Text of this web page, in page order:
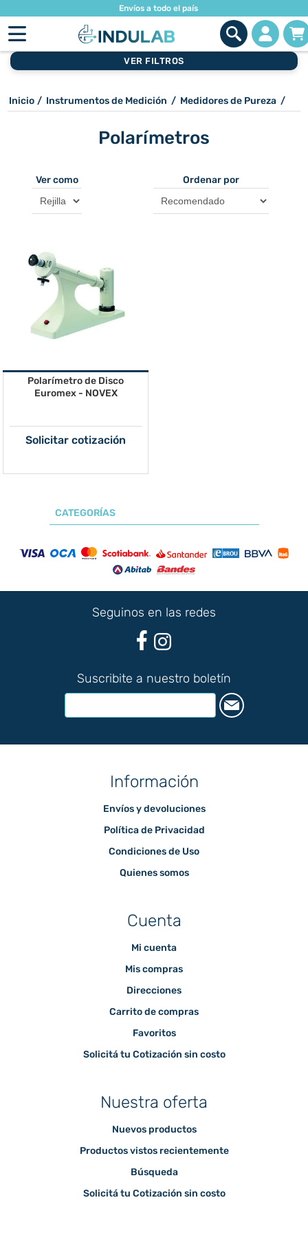
Envíos a todo el país
VER FILTROS
Inicio / Instrumentos de Medición / Medidores de Pureza /
Polarímetros
Ver como Ordenar por
Polarímetro de Disco
Euromex - NOVEX
Solicitar cotización
CATEGORÍAS
Seguinos en las redes
Suscribite a nuestro boletín
Información
Envíos y devoluciones
Política de Privacidad
Condiciones de Uso
Quienes somos
Cuenta
Mi cuenta
Mis compras
Direcciones
Carrito de compras
Favoritos
Solicitá tu Cotización sin costo
Nuestra oferta
Nuevos productos
Productos vistos recientemente
Búsqueda
Solicitá tu Cotización sin costo